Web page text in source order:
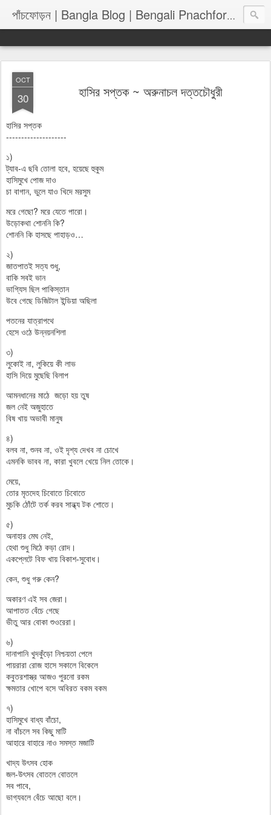
পাঁচফোড়ন | Bangla Blog | Bengali Pnachforon
OCT
30 হাসির সপ্তক ~ অরুনাচল দত্তচৌধুরী
হাসির সপ্তক
--------------------
১)
ট্যাব-এ ছবি তোলা হবে, হয়েছে হুকুম
হাসিমুখে পোজ দাও
চা বাগান, ভুলে যাও খিদে মরসুম
মরে গেছো? মরে যেতে পারো।
উড়োকথা শোননি কি?
শোননি কি হাসছে পাহাড়ও…
২)
জাতপাতই সত্য শুধু,
বাকি সবই ভান
ভাগ্যিস ছিল পাকিস্তান
উবে গেছে ডিজিটাল ইন্ডিয়া অছিলা
পতনের যাত্রাপথে
হেসে ওঠে উন্নয়নশিলা
৩)
লুকোই না, লুকিয়ে কী লাভ
হাসি দিয়ে মুছেছি বিলাপ
আমনধানের মাঠে জড়ো হয় তুষ
জল নেই অজুহাতে
বিষ খায় অভাবী মানুষ
৪)
বলব না, শুনব না, ওই দৃশ্য দেখব না চোখে
এমনকি ভাবব না, কারা খুবলে খেয়ে নিল তোকে।
মেয়ে,
তোর মৃতদেহ চিবোতে চিবোতে
মুচকি ঠোঁটে তর্ক করব সান্ধ্য টক শোতে।
৫)
অনাহার মেঘ নেই,
হেথা শুধু মিঠে কড়া রোদ।
একপ্লেটে বিফ খায় বিকাশ-সুবোধ।
কেন, শুধু গরু কেন?
অকারণ এই সব জেরা।
আপাতত বেঁচে গেছে
ভীতু আর বোকা শুওরেরা।
৬)
দানাপানি খুদকুঁড়ো নিশ্চয়তা পেলে
পায়রারা রোজ হাসে সকালে বিকেলে
কবুতরশাস্ত্র আজও পুরনো রকম
ক্ষমতার খোপে বসে অবিরত বকম বকম
৭)
হাসিমুখে বাধ্য বাঁচো,
না বাঁচলে সব কিছু মাটি
আহারে বাহারে নাও সমস্ত মজাটি
খাদ্য উৎসব হোক
জল-উৎসব বোতলে বোতলে
সব পাবে,
ভাগ্যবলে বেঁচে আছো বলে।